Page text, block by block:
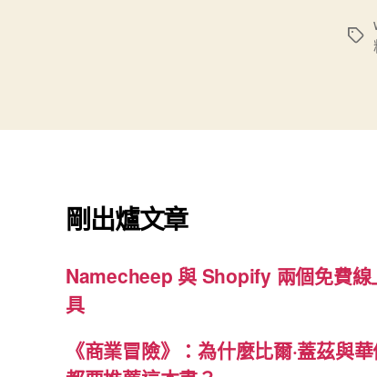
標
剛出爐文章
Namecheep 與 Shopify 兩個免費
具
《商業冒險》：為什麼比爾·蓋茲與